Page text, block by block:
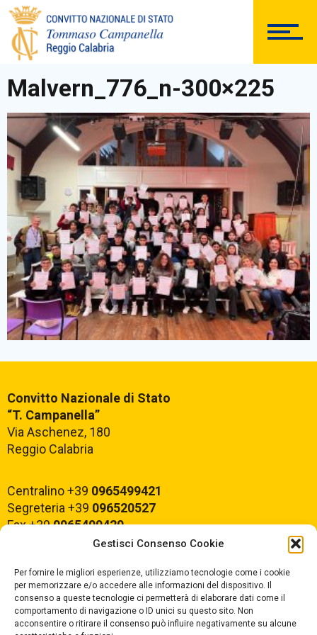
Gestisci Consenso Cookie
Per fornire le migliori esperienze, utilizziamo tecnologie come i cookie
per memorizzare e/o accedere alle informazioni del dispositivo. Il
consenso a queste tecnologie ci permetterà di elaborare dati come il
comportamento di navigazione o ID unici su questo sito. Non
acconsentire o ritirare il consenso può influire negativamente su alcune
ISTITUTO
DOCUMENTAZIONE
PERSONALE
BACHECA SINDACALE
Malvern_776_n-300×225
Convitto Nazionale di Stato
“T. Campanella”
Via Aschenez, 180
Reggio Calabria
Centralino +39 0965499421
Segreteria +39 096520527
Fax +390965499420
E-mail: rcvc010005@istruzione.it
PEC:rcvc010005@pec.istruzione.it
ORARIO DI APERTURA